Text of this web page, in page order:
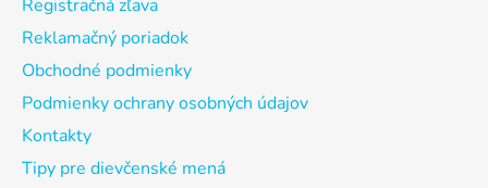
Registračná zľava
Reklamačný poriadok
Obchodné podmienky
Podmienky ochrany osobných údajov
Kontakty
Tipy pre dievčenské mená